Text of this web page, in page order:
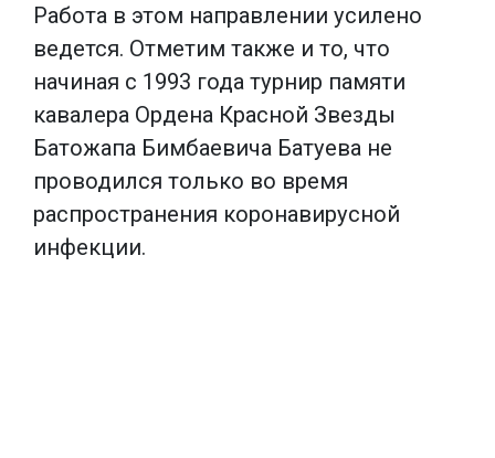
Работа в этом направлении усилено
ведется. Отметим также и то, что
начиная с 1993 года турнир памяти
кавалера Ордена Красной Звезды
Батожапа Бимбаевича Батуева не
проводился только во время
распространения коронавирусной
инфекции.